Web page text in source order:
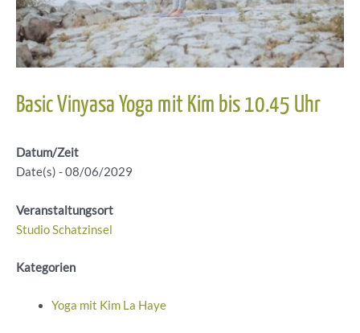
Basic Vinyasa Yoga mit Kim bis 10.45 Uhr
Datum/Zeit
Date(s) - 08/06/2029
Veranstaltungsort
Studio Schatzinsel
Kategorien
Yoga mit Kim La Haye